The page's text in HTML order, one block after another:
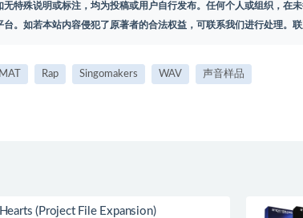
无特殊说明或标注，均为投稿或用户自行发布。任何个人或组织，在
台。如若本站内容侵犯了原著者的合法权益，可联系我们进行处理。联
Rap Singomakers WAV 声音样品
(Project File Expansion)